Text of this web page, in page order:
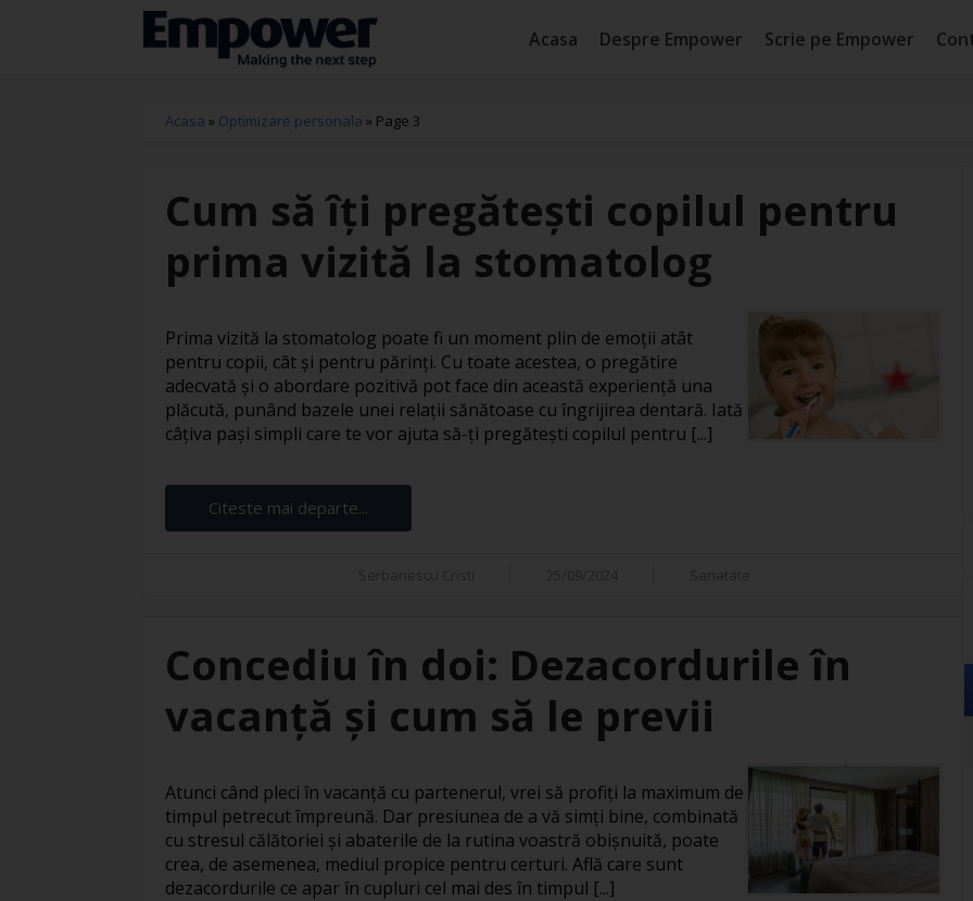
Acasa Despre Empower Scrie pe Empower
Acasa » Optimizare personala » Page 3
Cum să îți pregătești copilul pentru
prima vizită la stomatolog
Prima vizită la stomatolog poate fi un moment plin de emoții atât
pentru copii, cât și pentru părinți. Cu toate acestea, o pregătire
adecvată și o abordare pozitivă pot face din această experiență una
plăcută, punând bazele unei relații sănătoase cu îngrijirea dentară. Iată
câțiva pași simpli care te vor ajuta să-ți pregătești copilul pentru [...]
Citeste mai departe...
Concediu în doi: Dezacordurile în
vacanță și cum să le previi
Atunci când pleci în vacanță cu partenerul, vrei să profiți la maximum de
timpul petrecut împreună. Dar presiunea de a vă simți bine, combinată
cu stresul călătoriei și abaterile de la rutina voastră obișnuită, poate
crea, de asemenea, mediul propice pentru certuri. Află care sunt
dezacordurile ce apar în cupluri cel mai des în timpul [...]